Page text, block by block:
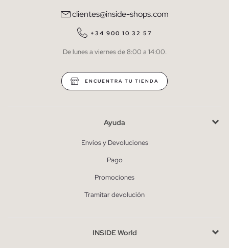
QUIERO SUSCRIBIRME
* Puedes cancelar la suscripción en cualquier momento.
clientes@inside-shops.com
+34 900 10 32 57
De lunes a viernes de 8:00 a 14:00.
ENCUENTRA TU TIENDA
Ayuda
Envíos y Devoluciones
Pago
Promociones
Tramitar devolución
INSIDE World